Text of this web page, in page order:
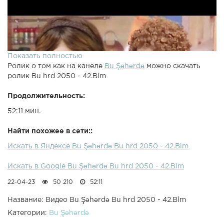
Показать полностью
Ролик о том как на канеле Bu Şəhərdə можно скачать
ролик Bu hrd 2050 - 42.Blm
Продолжительность:
52:11 мин.
Найти похожее в сети::
Искать в Яндексе Bu Şəhərdə Bu hrd 2050 - 42.Blm
Искать в Google Bu Şəhərdə Bu hrd 2050 - 42.Blm
22-04-23 50 210 52:11
Название: Видео Bu Şəhərdə Bu hrd 2050 - 42.Blm
Категории: Bu Şəhərdə